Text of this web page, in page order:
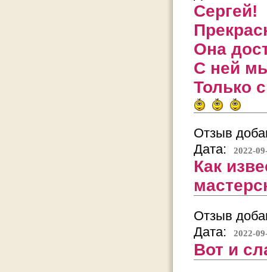
Сергей!
Она
С ней
Только
Отзыв
Дата:
2022-
Как
Отзыв
Дата:
2022-
Вот и